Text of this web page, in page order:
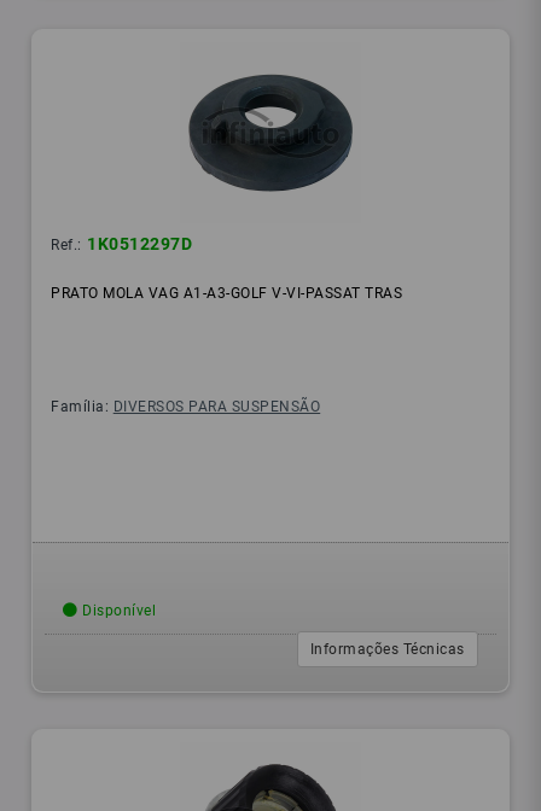
Ref.: 1K0512297D
PRATO MOLA VAG A1-A3-GOLF V-VI-PASSAT TRAS
Família: DIVERSOS PARA SUSPENSÃO
Disponível
Informações Técnicas